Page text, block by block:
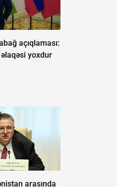
açıqlaması:
yoxdur
arasında